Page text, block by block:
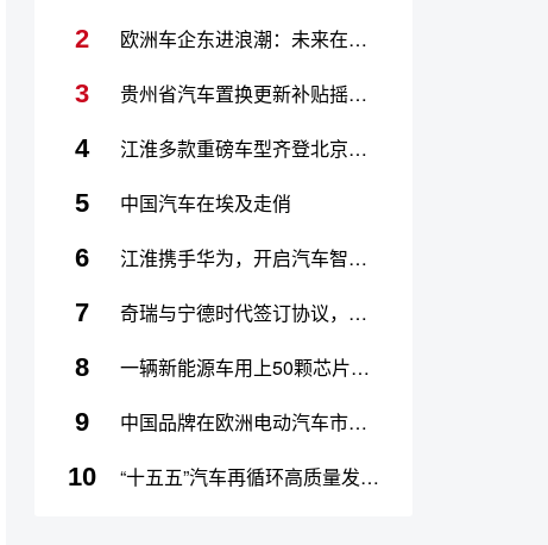
2 欧洲车企东进浪潮：未来在合作
3 贵州省汽车置换更新补贴摇号期间中签率百分百
4 江淮多款重磅车型齐登北京车展 展现硬核实力
5 中国汽车在埃及走俏
6 江淮携手华为，开启汽车智能新时代
7 奇瑞与宁德时代签订协议，联合开发换电技术车型及网络
8 一辆新能源车用上50颗芯片，这家公司正在成为关键玩家
9 中国品牌在欧洲电动汽车市场占有率首超15%
10 “十五五”汽车再循环高质量发展新政策解读大会在重庆万州圆满举办